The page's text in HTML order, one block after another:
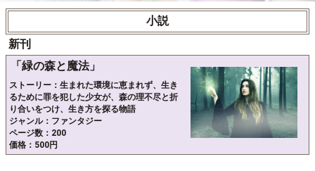
小説
新刊
「緑の森と魔法」
ストーリー：生まれた環境に恵まれず、生き
るために罪を犯した少女が、森の理不尽と折
り合いをつけ、生き方を探る物語
ジャンル：ファンタジー
ページ数：200
価格：500円